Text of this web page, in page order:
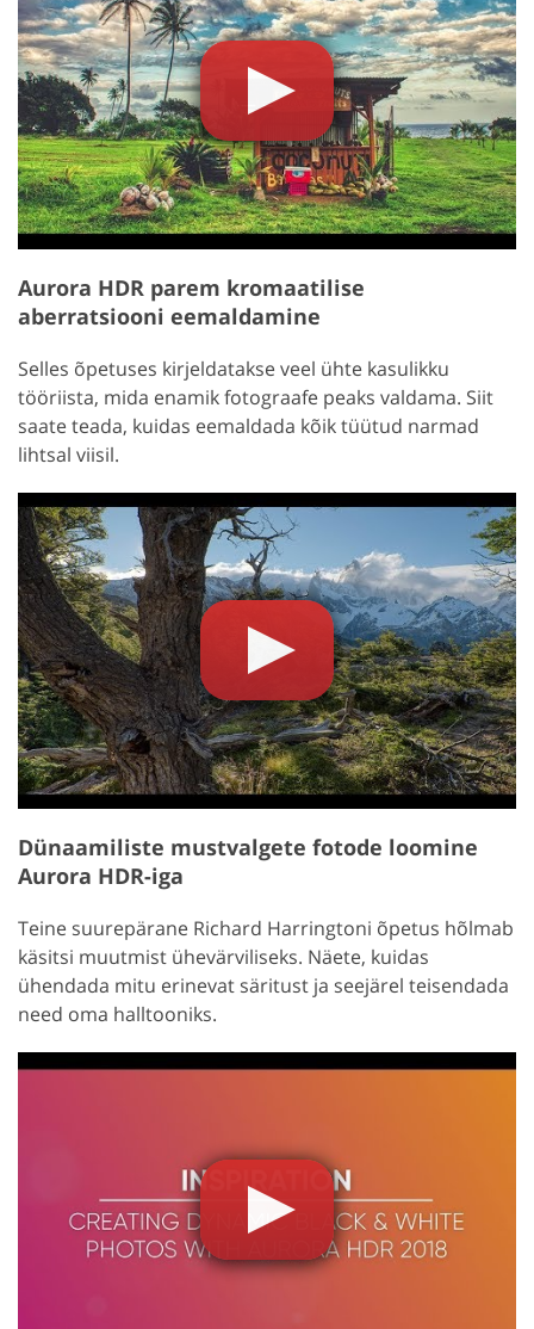
Aurora HDR parem kromaatilise
aberratsiooni eemaldamine
Selles õpetuses kirjeldatakse veel ühte kasulikku
tööriista, mida enamik fotograafe peaks valdama. Siit
saate teada, kuidas eemaldada kõik tüütud narmad
lihtsal viisil.
Dünaamiliste mustvalgete fotode loomine
Aurora HDR-iga
Teine suurepärane Richard Harringtoni õpetus hõlmab
käsitsi muutmist ühevärviliseks. Näete, kuidas
ühendada mitu erinevat säritust ja seejärel teisendada
need oma halltooniks.